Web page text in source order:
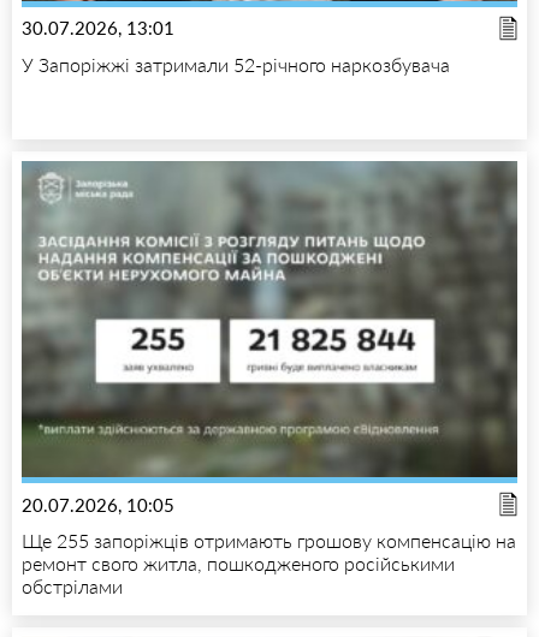
30.07.2026, 13:01
У Запоріжжі затримали 52-річного наркозбувача
20.07.2026, 10:05
Ще 255 запоріжців отримають грошову компенсацію на
ремонт свого житла, пошкодженого російськими
обстрілами